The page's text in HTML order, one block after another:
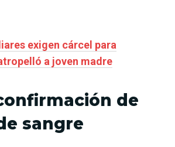
exigen cárcel para
a joven madre
de
sangre